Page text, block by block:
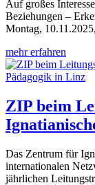
Auf großes
Beziehungen –
Montag,
mehr erfahren
ZIP beim
Das Zentrum für
internationalen
jährlichen